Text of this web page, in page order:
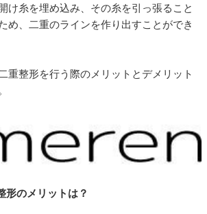
け糸を埋め込み、その糸を引っ張ること
め、二重のラインを作り出すことができ
重整形を行う際のメリットとデメリット
形のメリットは？